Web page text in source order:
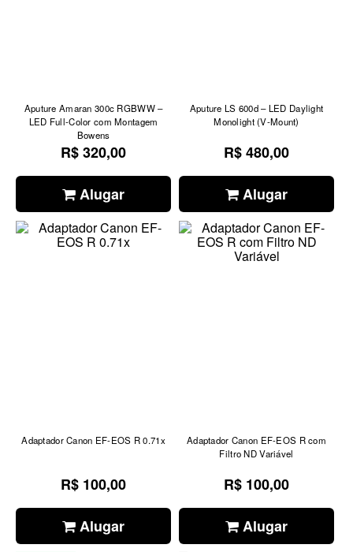
Aputure Amaran 300c RGBWW –
LED Full-Color com Montagem
Bowens
R$ 320,00
Alugar
Aputure LS 600d – LED Daylight
Monolight (V-Mount)
R$ 480,00
Alugar
Adaptador Canon EF-EOS R 0.71x
R$ 100,00
Alugar
Adaptador Canon EF-EOS R com
Filtro ND Variável
R$ 100,00
Alugar